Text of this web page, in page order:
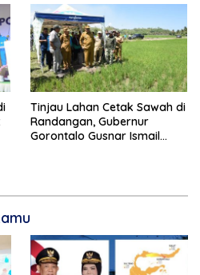
Tinjau Lahan Cetak Sawah di
Randangan, Gubernur
Gorontalo Gusnar Ismail